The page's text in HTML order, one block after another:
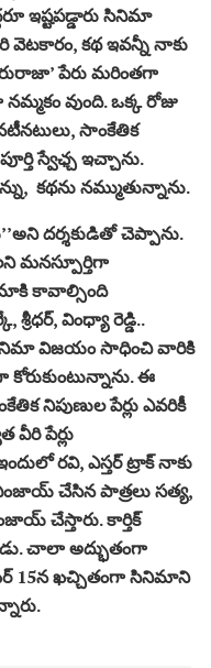
ఇష్టపడ్డారు సినిమా
కథ ఇవన్నీ నాకు
పేరు మరింతగా
వుంది. ఒక్క రోజు
సాంకేతిక
స్వేఛ్చ ఇచ్చాను.
కథను నమ్ముతున్నాను.
దర్శకుడితో చెప్పాను.
మనస్పూర్తిగా
కావాల్సింది
వింధ్యా రెడ్డి..
సినిమా విజయం సాధించి వారికి
ఈ
నిపుణుల పేర్లు ఎవరికీ
పేర్లు
రవి, ఎస్తర్ ట్రాక్ నాకు
చేసిన పాత్రలు సత్య,
చేస్తారు. కార్తిక్
చాలా అద్భుతంగా
15న ఖచ్చితంగా సినిమాని